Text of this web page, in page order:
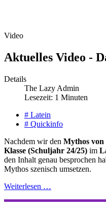
Video
Aktuelles Video -
Details
The Lazy Admin
Lesezeit: 1 Minuten
# Latein
# Quickinfo
Nachdem wir den Mythos
Klasse (Schuljahr 24/25) im
den Inhalt genau besprochen
Mythos szenisch umsetzen.
Weiterlesen …